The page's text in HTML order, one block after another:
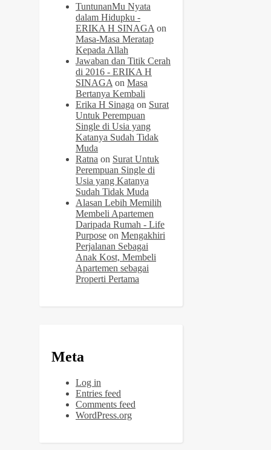
TuntunanMu Nyata
dalam Hidupku -
ERIKA H SINAGA on
Masa-Masa Meratap
Kepada Allah
Jawaban dan Titik Cerah
di 2016 - ERIKA H
SINAGA on Masa
Bertanya Kembali
Erika H Sinaga on Surat
Untuk Perempuan
Single di Usia yang
Katanya Sudah Tidak
Muda
Ratna on Surat Untuk
Perempuan Single di
Usia yang Katanya
Sudah Tidak Muda
Alasan Lebih Memilih
Membeli Apartemen
Daripada Rumah - Life
Purpose on Mengakhiri
Perjalanan Sebagai
Anak Kost, Membeli
Apartemen sebagai
Properti Pertama
Meta
Log in
Entries feed
Comments feed
WordPress.org